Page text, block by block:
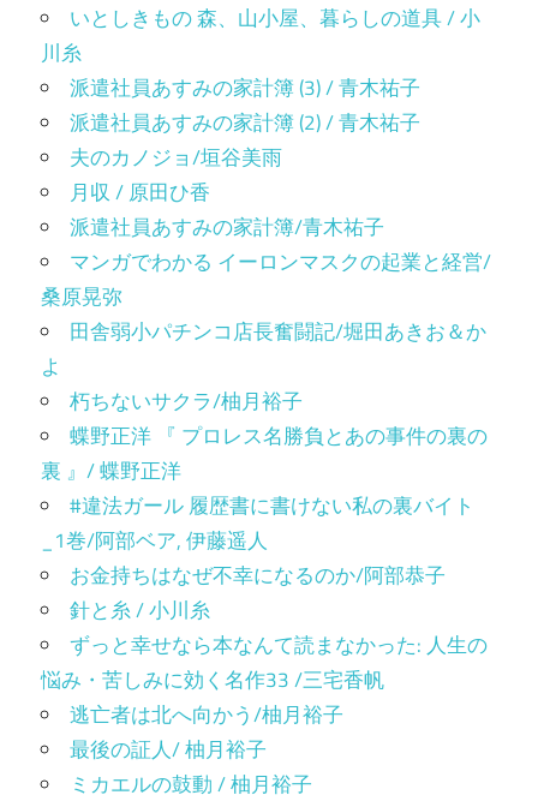
いとしきもの 森、山小屋、暮らしの道具 / 小
川糸
派遣社員あすみの家計簿 (3) / 青木祐子
派遣社員あすみの家計簿 (2) / 青木祐子
夫のカノジョ/垣谷美雨
月収 / 原田ひ香
派遣社員あすみの家計簿/青木祐子
マンガでわかる イーロンマスクの起業と経営/
桑原晃弥
田舎弱小パチンコ店長奮闘記/堀田あきお＆か
よ
朽ちないサクラ/柚月裕子
蝶野正洋 『 プロレス名勝負とあの事件の裏の
裏 』/ 蝶野正洋
#違法ガール 履歴書に書けない私の裏バイト
_1巻/阿部ベア, 伊藤遥人
お金持ちはなぜ不幸になるのか/阿部恭子
針と糸 / 小川糸
ずっと幸せなら本なんて読まなかった: 人生の
悩み・苦しみに効く名作33 /三宅香帆
逃亡者は北へ向かう/柚月裕子
最後の証人/ 柚月裕子
ミカエルの鼓動 / 柚月裕子